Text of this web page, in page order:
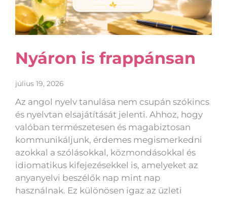
Nyáron is frappánsan
július 19, 2026
Az angol nyelv tanulása nem csupán szókincs
és nyelvtan elsajátítását jelenti. Ahhoz, hogy
valóban természetesen és magabiztosan
kommunikáljunk, érdemes megismerkedni
azokkal a szólásokkal, közmondásokkal és
idiomatikus kifejezésekkel is, amelyeket az
anyanyelvi beszélők nap mint nap
használnak. Ez különösen igaz az üzleti